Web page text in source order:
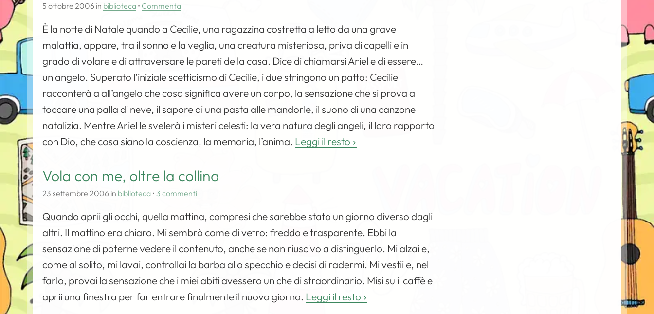
5 ottobre 2006 in biblioteca • Commenta
È la notte di Natale quando a Cecilie, una ragazzina costretta a letto da una grave
malattia, appare, tra il sonno e la veglia, una creatura misteriosa, priva di capelli e in
grado di volare e di attraversare le pareti della casa. Dice di chiamarsi Ariel e di essere…
un angelo. Superato l’iniziale scetticismo di Cecilie, i due stringono un patto: Cecilie
racconterà a all’angelo che cosa significa avere un corpo, la sensazione che si prova a
toccare una palla di neve, il sapore di una pasta alle mandorle, il suono di una canzone
natalizia. Mentre Ariel le svelerà i misteri celesti: la vera natura degli angeli, il loro rapporto
con Dio, che cosa siano la coscienza, la memoria, l’anima. Leggi il resto
Vola con me, oltre la collina
23 settembre 2006 in biblioteca • 3 commenti
Quando aprii gli occhi, quella mattina, compresi che sarebbe stato un giorno diverso dagli
altri. Il mattino era chiaro. Mi sembrò come di vetro: freddo e trasparente. Ebbi la
sensazione di poterne vedere il contenuto, anche se non riuscivo a distinguerlo. Mi alzai e,
come al solito, mi lavai, controllai la barba allo specchio e decisi di radermi. Mi vestii e, nel
farlo, provai la sensazione che i miei abiti avessero un che di straordinario. Misi su il caffè e
aprii una finestra per far entrare finalmente il nuovo giorno. Leggi il resto